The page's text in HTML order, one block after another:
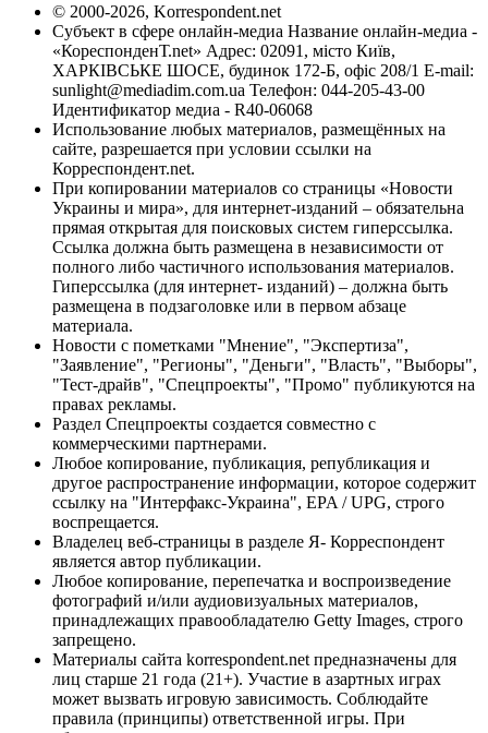
© 2000-2026, Korrespondent.net
Субъект в сфере онлайн-медиа Название онлайн-медиа -
«КореспонденТ.net» Адрес: 02091, місто Київ,
ХАРКІВСЬКЕ ШОСЕ, будинок 172-Б, офіс 208/1 E-mail:
sunlight@mediadim.com.ua Телефон: 044-205-43-00
Идентификатор медиа - R40-06068
Использование любых материалов, размещённых на
сайте, разрешается при условии ссылки на
Корреспондент.net.
При копировании материалов со страницы «Новости
Украины и мира», для интернет-изданий – обязательна
прямая открытая для поисковых систем гиперссылка.
Ссылка должна быть размещена в независимости от
полного либо частичного использования материалов.
Гиперссылка (для интернет- изданий) – должна быть
размещена в подзаголовке или в первом абзаце
материала.
Новости с пометками "Мнение", "Экспертиза",
"Заявление", "Регионы", "Деньги", "Власть", "Выборы",
"Тест-драйв", "Спецпроекты", "Промо" публикуются на
правах рекламы.
Раздел Спецпроекты создается совместно с
коммерческими партнерами.
Любое копирование, публикация, републикация и
другое распространение информации, которое содержит
ссылку на "Интерфакс-Украина", EPA / UPG, строго
воспрещается.
Владелец веб-страницы в разделе Я- Корреспондент
является автор публикации.
Любое копирование, перепечатка и воспроизведение
фотографий и/или аудиовизуальных материалов,
принадлежащих правообладателю Getty Images, строго
запрещено.
Материалы сайта korrespondent.net предназначены для
лиц старше 21 года (21+). Участие в азартных играх
может вызвать игровую зависимость. Соблюдайте
правила (принципы) ответственной игры. При